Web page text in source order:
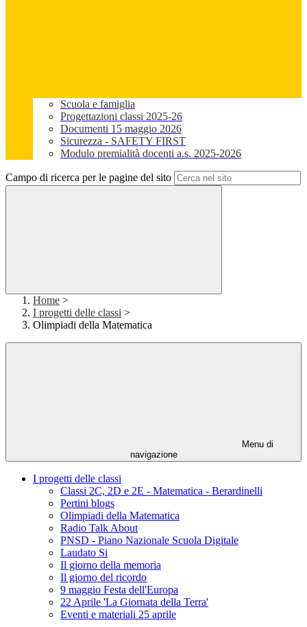
Scuola e famiglia
Progettazioni classi 2025-26
Documenti 15 maggio 2026
Sicurezza - SAFETY FIRST
Modulo premialità docenti a.s. 2025-2026
Campo di ricerca per le pagine del sito
Home >
I progetti delle classi >
Olimpiadi della Matematica
Menu di
navigazione
I progetti delle classi
Classi 2C, 2D e 2E - Matematica - Berardinelli
Pertini blogs
Olimpiadi della Matematica
Radio Talk About
PNSD - Piano Nazionale Scuola Digitale
Laudato Si
Il giorno della memoria
Il giorno del ricordo
9 maggio Festa dell'Europa
22 Aprile 'La Giornata della Terra'
Eventi e materiali 25 aprile